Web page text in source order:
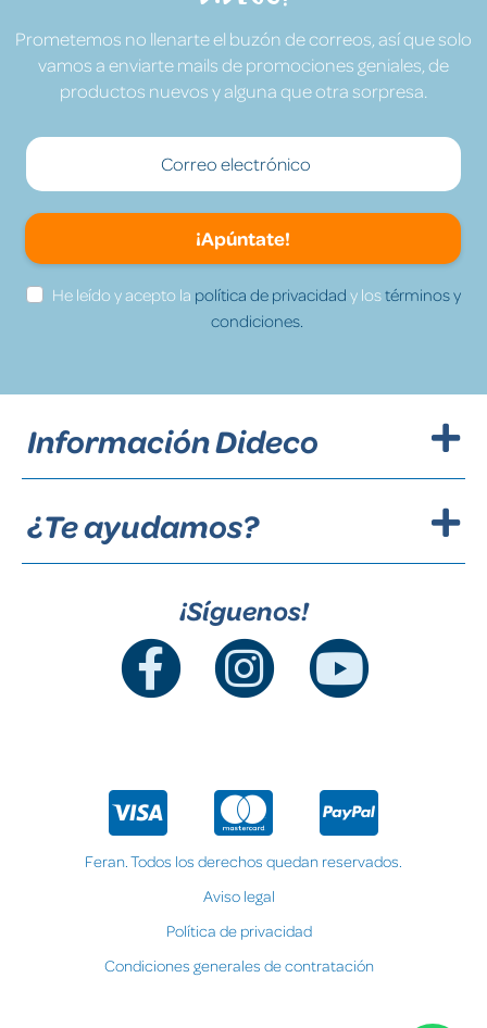
Prometemos no llenarte el buzón de correos, así que solo
vamos a enviarte mails de promociones geniales, de
productos nuevos y alguna que otra sorpresa.
¡Apúntate!
He leído y acepto la política de privacidad y lostérminos y
condiciones.
Información Dideco
¿Te ayudamos?
¡Síguenos!
Feran. Todos los derechos quedan reservados.
Aviso legal
Política de privacidad
Condiciones generales de contratación